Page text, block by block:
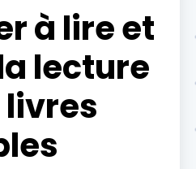
à lire et
lecture